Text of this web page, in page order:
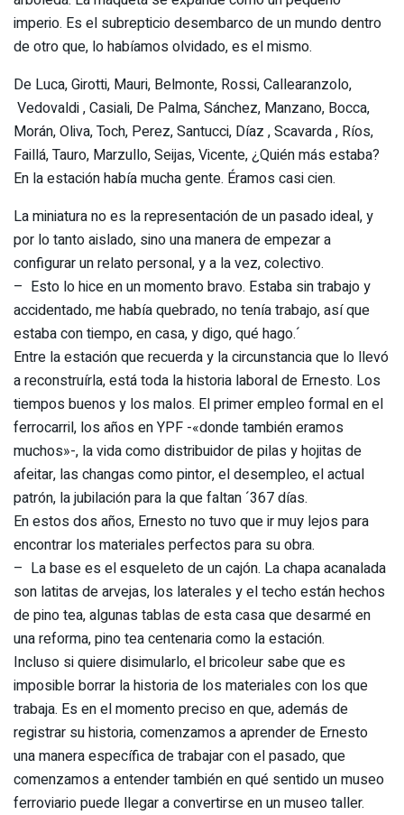
imperio. Es el subrepticio desembarco de un mundo dentro
de otro que, lo habíamos olvidado, es el mismo.
De Luca, Girotti, Mauri, Belmonte, Rossi, Callearanzolo,
Vedovaldi , Casiali, De Palma, Sánchez, Manzano, Bocca,
Morán, Oliva, Toch, Perez, Santucci, Díaz , Scavarda , Ríos,
Faillá, Tauro, Marzullo, Seijas, Vicente, ¿Quién más estaba?
En la estación había mucha gente. Éramos casi cien.
La miniatura no es la representación de un pasado ideal, y
por lo tanto aislado, sino una manera de empezar a
configurar un relato personal, y a la vez, colectivo.
– Esto lo hice en un momento bravo. Estaba sin trabajo y
accidentado, me había quebrado, no tenía trabajo, así que
estaba con tiempo, en casa, y digo, qué hago.´
Entre la estación que recuerda y la circunstancia que lo llevó
a reconstruírla, está toda la historia laboral de Ernesto. Los
tiempos buenos y los malos. El primer empleo formal en el
ferrocarril, los años en YPF -«donde también eramos
muchos»-, la vida como distribuidor de pilas y hojitas de
afeitar, las changas como pintor, el desempleo, el actual
patrón, la jubilación para la que faltan ´367 días.
En estos dos años, Ernesto no tuvo que ir muy lejos para
encontrar los materiales perfectos para su obra.
– La base es el esqueleto de un cajón. La chapa acanalada
son latitas de arvejas, los laterales y el techo están hechos
de pino tea, algunas tablas de esta casa que desarmé en
una reforma, pino tea centenaria como la estación.
Incluso si quiere disimularlo, el bricoleur sabe que es
imposible borrar la historia de los materiales con los que
trabaja. Es en el momento preciso en que, además de
registrar su historia, comenzamos a aprender de Ernesto
una manera específica de trabajar con el pasado, que
comenzamos a entender también en qué sentido un museo
ferroviario puede llegar a convertirse en un museo taller.